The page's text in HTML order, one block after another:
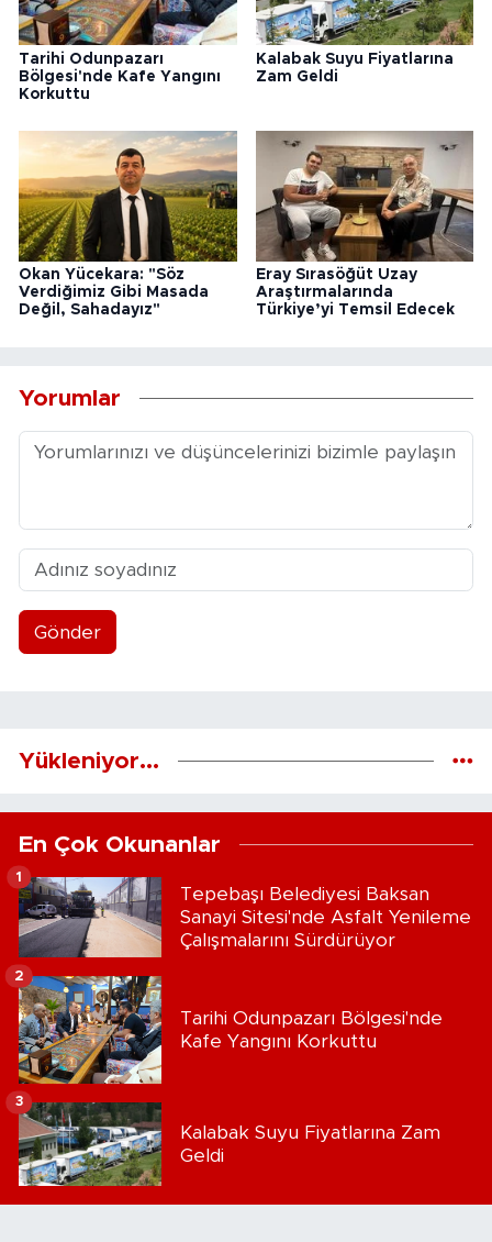
Tarihi Odunpazarı
Bölgesi'nde Kafe Yangını
Korkuttu
Kalabak Suyu Fiyatlarına
Zam Geldi
Okan Yücekara: "Söz
Verdiğimiz Gibi Masada
Değil, Sahadayız"
Eray Sırasöğüt Uzay
Araştırmalarında
Türkiye’yi Temsil Edecek
Yorumlar
Gönder
Yükleniyor...
En Çok Okunanlar
Tepebaşı Belediyesi Baksan
Sanayi Sitesi'nde Asfalt Yenileme
Çalışmalarını Sürdürüyor
1
Tarihi Odunpazarı Bölgesi'nde
Kafe Yangını Korkuttu
2
Kalabak Suyu Fiyatlarına Zam
Geldi
3